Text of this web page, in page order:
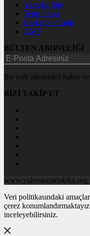
Yazarlar Site
Tenis İddaa
Basketbol Canlı
AMP
BÜLTEN ABONELİĞİ
Bu web sitesinden haber
BİZİ TAKİP ET
www.yalovasondakika.org
Veri politikasındaki
çerez
inceleyebilirsiniz.